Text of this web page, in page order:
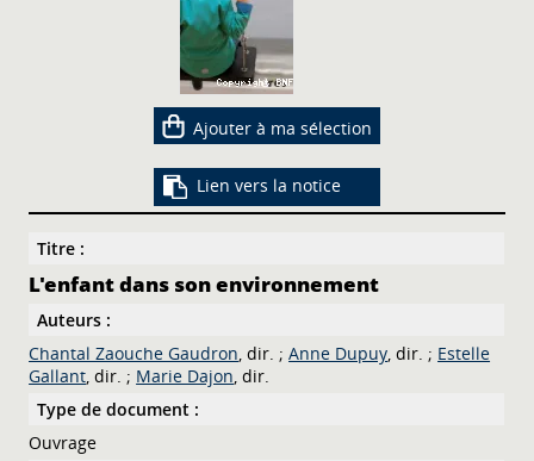
Ajouter à ma sélection
Lien vers la notice
Titre :
L'enfant dans son environnement
Auteurs :
Chantal Zaouche Gaudron
, dir. ;Anne Dupuy , dir. ; Estelle
Gallant
, dir. ; Marie Dajon, dir.
Type de document :
Ouvrage